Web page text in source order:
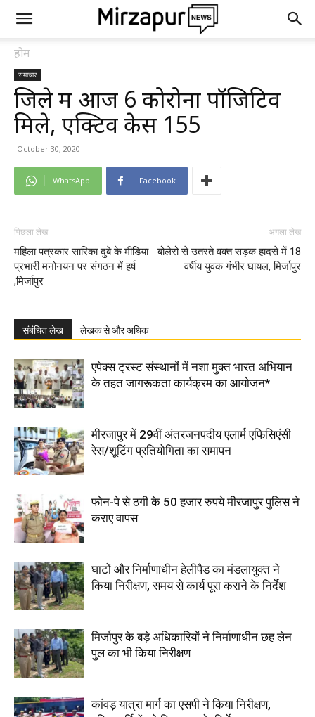
होम
समाचार
जिले में आज 6 कोरोना पॉजिटिव
मिले, एक्टिव केस 155
October 30, 2020
WhatsApp Facebook
पिछला लेख
महिला पत्रकार सारिका दुबे के मीडिया
प्रभारी मनोनयन पर संगठन में हर्ष
,मिर्जापुर
अगला लेख
बोलेरो से उतरते वक्त सड़क हादसे में 18
वर्षीय युवक गंभीर घायल, मिर्जापुर
संबंधित लेख लेखक से और अधिक
एपेक्स ट्रस्ट संस्थानों में नशा मुक्त भारत अभियान
के तहत जागरूकता कार्यक्रम का आयोजन*
मीरजापुर में 29वीं अंतरजनपदीय एलार्म एफिसिएंसी
रेस/शूटिंग प्रतियोगिता का समापन
फोन-पे से ठगी के 50 हजार रुपये मीरजापुर पुलिस ने
कराए वापस
घाटों और निर्माणाधीन हेलीपैड का मंडलायुक्त ने
किया निरीक्षण, समय से कार्य पूरा कराने के निर्देश
मिर्जापुर के बड़े अधिकारियों ने निर्माणाधीन छह लेन
पुल का भी किया निरीक्षण
कांवड़ यात्रा मार्ग का एसपी ने किया निरीक्षण,